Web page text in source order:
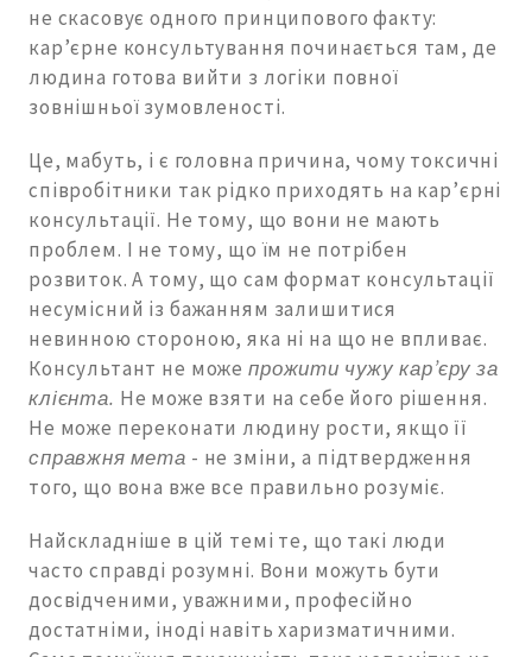
не скасовує одного принципового факту:
кар’єрне консультування починається там, де
людина готова вийти з логіки повної
зовнішньої зумовленості.
Це, мабуть, і є головна причина, чому токсичні
співробітники так рідко приходять на кар’єрні
консультації. Не тому, що вони не мають
проблем. І не тому, що їм не потрібен
розвиток. А тому, що сам формат консультації
несумісний із бажанням залишитися
невинною стороною, яка ні на що не впливає.
Консультант не може прожити чужу кар’єру за
клієнта. Не може взяти на себе його рішення.
Не може переконати людину рости, якщо її
справжня мета - не зміни, а підтвердження
того, що вона вже все правильно розуміє.
Найскладніше в цій темі те, що такі люди
часто справді розумні. Вони можуть бути
досвідченими, уважними, професійно
достатніми, іноді навіть харизматичними.